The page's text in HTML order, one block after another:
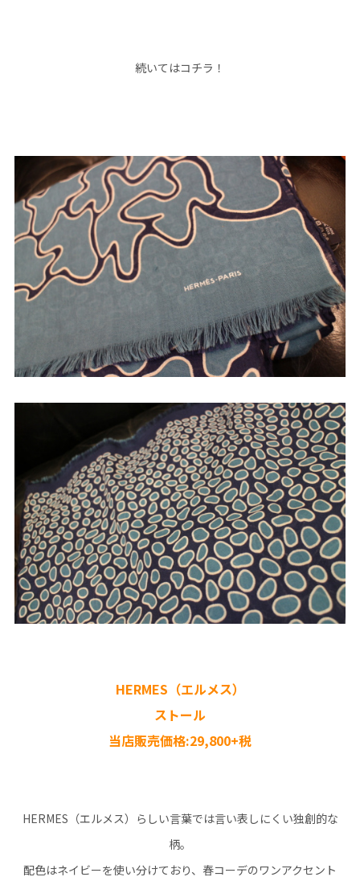
続いてはコチラ！
HERMES（エルメス）
ストール
当店販売価格:29,800+税
HERMES（エルメス）らしい言葉では言い表しにくい独創的な
柄。
配色はネイビーを使い分けており、春コーデのワンアクセント